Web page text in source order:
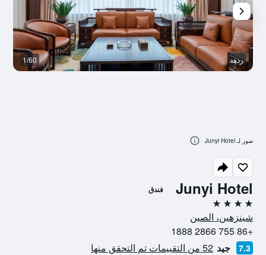
Junyi Hotel فندق
4 نجوم
شينزهين، الصين
+86 755 2866 1888
7.3 جيد 52 من التقييمات تم التحقق منها
ردهة 1/60
صور لـ Junyi Hotel